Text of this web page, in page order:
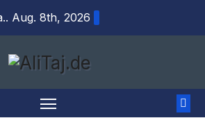
Aug. 8th, 2026